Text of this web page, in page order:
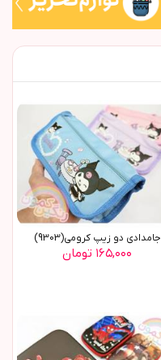
جامدادي دو زيپ کرومي(9303)
۱۶۵,۰۰۰ تومان